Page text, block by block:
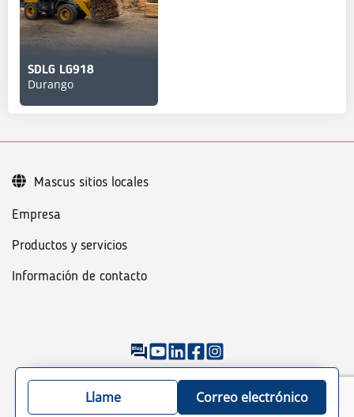
SDLG LG918
Durango
Empresa
Productos y servicios
Información de contacto
©2026 Mascus Condiciones generales
Política de Privacidad
Mascus sitios locales
Llame Correo electrónico